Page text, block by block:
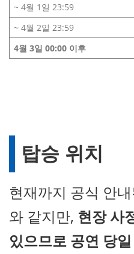
~ 4월 1일 23:59
~ 4월 2일 23:59
4월 3일 00:00 이후
탑승 위치
현재까지 공식 안
와 같지만, 현장 사
있으므로 공연 당